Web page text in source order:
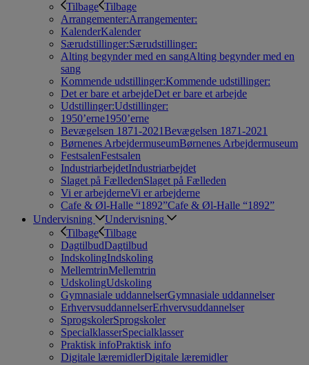
Tilbage Tilbage
Arrangementer:Arrangementer:
KalenderKalender
Særudstillinger:Særudstillinger:
Alting begynder med en sangAlting begynder med en
sang
Kommende udstillinger:Kommende udstillinger:
Det er bare et arbejdeDet er bare et arbejde
Udstillinger:Udstillinger:
1950’erne1950’erne
Bevægelsen 1871-2021Bevægelsen 1871-2021
Børnenes ArbejdermuseumBørnenes Arbejdermuseum
FestsalenFestsalen
IndustriarbejdetIndustriarbejdet
Slaget på FælledenSlaget på Fælleden
Vi er arbejderneVi er arbejderne
Cafe & Øl-Halle “1892”Cafe & Øl-Halle “1892”
Undervisning
Undervisning
Tilbage Tilbage
DagtilbudDagtilbud
IndskolingIndskoling
MellemtrinMellemtrin
UdskolingUdskoling
Gymnasiale uddannelserGymnasiale uddannelser
ErhvervsuddannelserErhvervsuddannelser
SprogskolerSprogskoler
SpecialklasserSpecialklasser
Praktisk infoPraktisk info
Digitale læremidlerDigitale læremidler